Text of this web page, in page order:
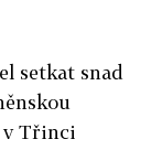
setkat snad
v Třinci